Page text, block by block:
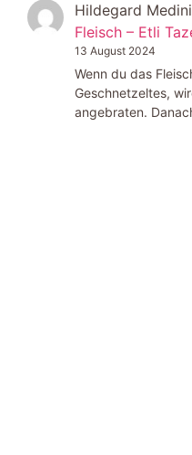
Hildegard Medini
Fleisch – Etli
13 August 2024
Wenn du das
Geschnetzeltes,
angebraten.